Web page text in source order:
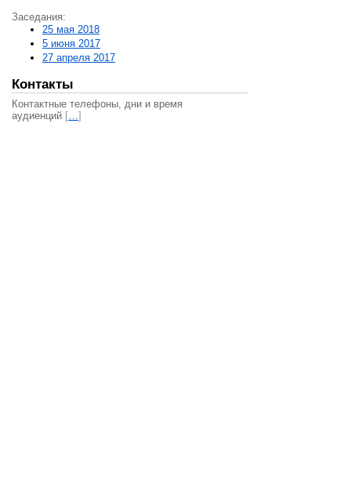
Заседания:
25 мая 2018
5 июня 2017
27 апреля 2017
Контакты
Контактные телефоны, дни и время
аудиенций […]